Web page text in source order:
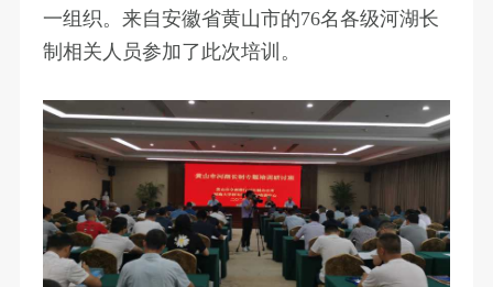
一组织。来自安徽省黄山市的76名各级河湖长
制相关人员参加了此次培训。